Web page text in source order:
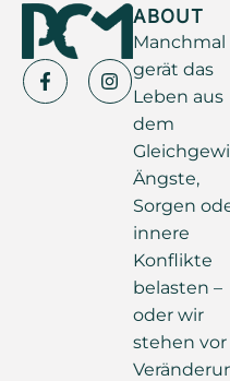
ABOUT
Manchmal
gerät das
Leben aus
dem
Ängste,
Sorgen
innere
Konflikte
belasten –
oder wir
stehen vor